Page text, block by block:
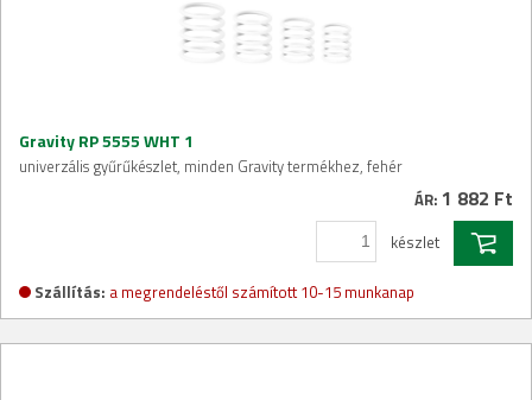
Gravity RP 5555 WHT 1
univerzális gyűrűkészlet, minden Gravity termékhez, fehér
ÁR: 1 882 Ft
készlet
Szállítás: a megrendeléstől számított 10-15 munkanap